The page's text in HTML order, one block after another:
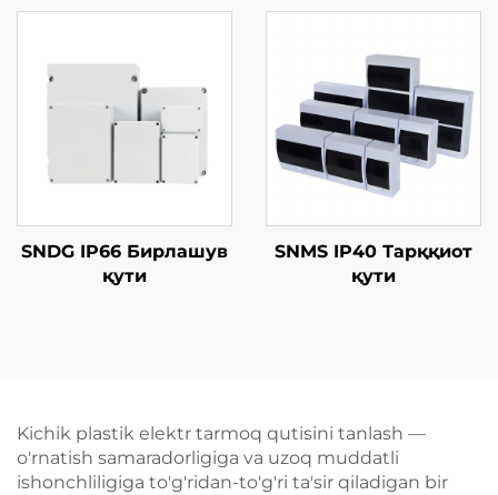
800V 1000V 1500V
O'chirgich qurilmasi
SPD
SNDG IP66 Бирлашув
қути
SNMS IP40 Тарққиот
қути
Kichik plastik elektr tarmoq qutisini tanlash —
o'rnatish samaradorligiga va uzoq muddatli
ishonchliligiga to'g'ridan-to'g'ri ta'sir qiladigan bir